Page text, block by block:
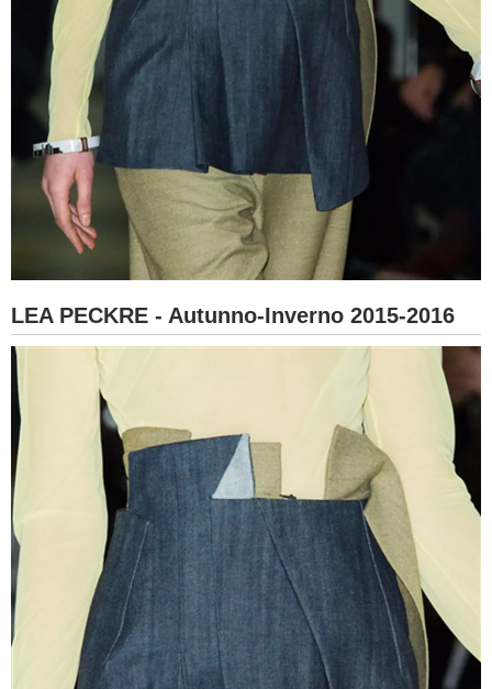
LEA PECKRE - Autunno-Inverno 2015-2016